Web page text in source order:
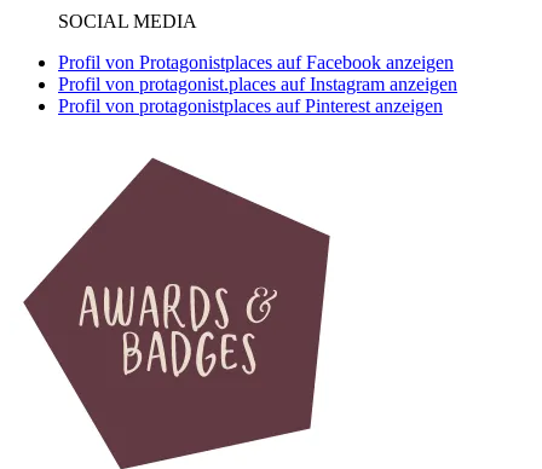
SOCIAL MEDIA
Profil von Protagonistplaces auf Facebook anzeigen
Profil von protagonist.places auf Instagram anzeigen
Profil von protagonistplaces auf Pinterest anzeigen